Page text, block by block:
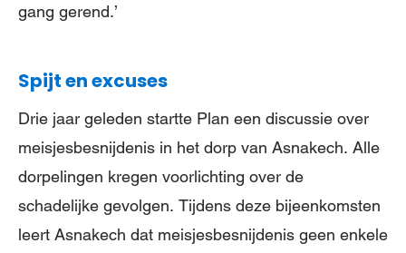
gang gerend.’
Spijt en excuses
Drie jaar geleden startte Plan een discussie over
meisjesbesnijdenis in het dorp van Asnakech. Alle
dorpelingen kregen voorlichting over de
schadelijke gevolgen. Tijdens deze bijeenkomsten
leert Asnakech dat meisjesbesnijdenis geen enkele